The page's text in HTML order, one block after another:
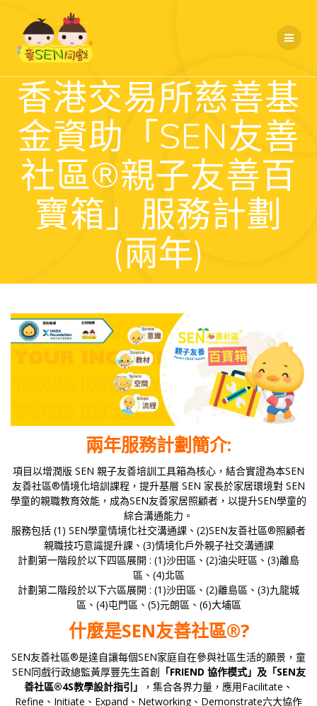
香港交易所慈善基
金資助「SEN友善
社區®親⼦友善百
寶箱」服務計劃
(兩年)
兩年服務計劃簡介:
項目以增潤版 SEN 親子友善培訓工具箱為核心，結合實證為本SEN
友善社區®情境化培訓課程，提升基層 SEN 家長於家居環境對 SEN
學童的親職教育效能，成為SEN友善家居照顧者，以提升SEN學童的
綜合溝通能力。
服務包括 (1) SEN學童情境化社交溝通課、(2)SEN友善社區®照顧者
親職技巧意識提升課、(3)情境化⼾外親⼦社交溝通課
計劃第一階段於以下四區展開 : (1)沙田區、(2)油尖旺區、(3)離島
區、(4)北區
計劃第二階段於以下六區展開 : (1)沙田區、(2)離島區、(3)九龍城
區、(4)屯門區、(5)元朗區、(6)大埔區
什麼是SEN友善社區®?
SEN友善社區®是達自讓每個SEN家庭自在參與社區生活的願景，童
SEN同戲行政總監黃厚豐先生首創 「FRIEND 協作模式」及「SEN友
善社區®4S教學設計指引」
，集合各界力量，應用Facilitate、
Refine、Initiate、Expand、Networking、Demonstrate六大協作